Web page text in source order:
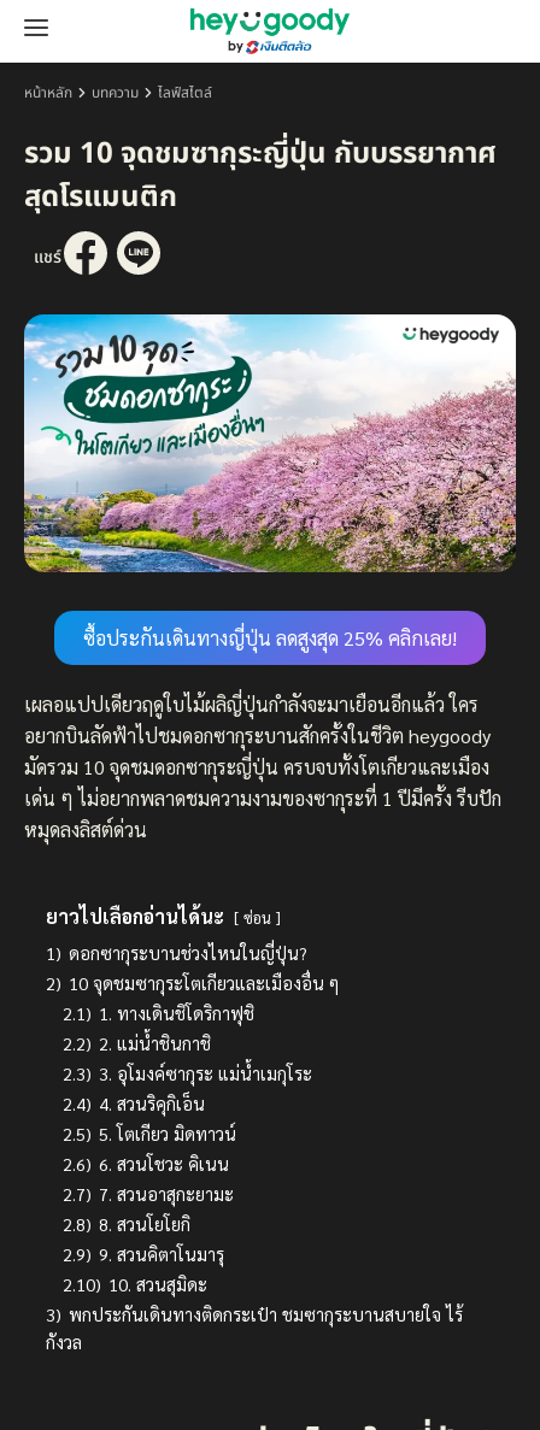
หน้าหลัก บทความ ไลฟ์สไตล์
รวม 10 จุดชมซากุระญี่ปุ่น กับบรรยากาศ
สุดโรแมนติก
แชร์
ซื้อประกันเดินทางญี่ปุ่น ลดสูงสุด 25% คลิกเลย!
เผลอแปปเดียวฤดูใบไม้ผลิญี่ปุ่นกำลังจะมาเยือนอีกแล้ว ใคร
อยากบินลัดฟ้าไปชมดอกซากุระบานสักครั้งในชีวิต heygoody
มัดรวม 10 จุดชมดอกซากุระญี่ปุ่น ครบจบทั้งโตเกียวและเมือง
เด่น ๆ ไม่อยากพลาดชมความงามของซากุระที่ 1 ปีมีครั้ง รีบปัก
หมุดลงลิสต์ด่วน
ยาวไปเลือกอ่านได้นะ ซ่อน
1) ดอกซากุระบานช่วงไหนในญี่ปุ่น?
2) 10 จุดชมซากุระโตเกียวและเมืองอื่น ๆ
2.1) 1. ทางเดินชิโดริกาฟุชิ
2.2) 2. แม่น้ำชินกาชิ
2.3) 3. อุโมงค์ซากุระ แม่น้ำเมกุโระ
2.4) 4. สวนริคุกิเอ็น
2.5) 5. โตเกียว มิดทาวน์
2.6) 6. สวนโชวะ คิเนน
2.7) 7. สวนอาสุกะยามะ
2.8) 8. สวนโยโยกิ
2.9) 9. สวนคิตาโนมารุ
2.10) 10. สวนสุมิดะ
3) พกประกันเดินทางติดกระเป๋า ชมซากุระบานสบายใจ ไร้
กังวล